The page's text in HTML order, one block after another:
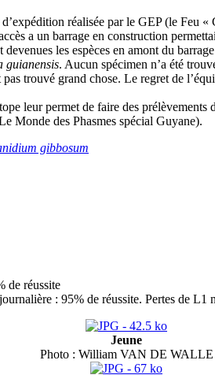
réalisée par le GEP (le Feu
a un barrage en construction
les espèces en amont du
guianensis. Aucun spécimen n’a été
trouvé grand chose. Le regret de
leur permet de faire des
Monde des Phasmes spécial Guyane).
gibbosum
de réussite
: 95% de réussite. Pertes de L1
Jeune
Photo : William VAN DE WALLE